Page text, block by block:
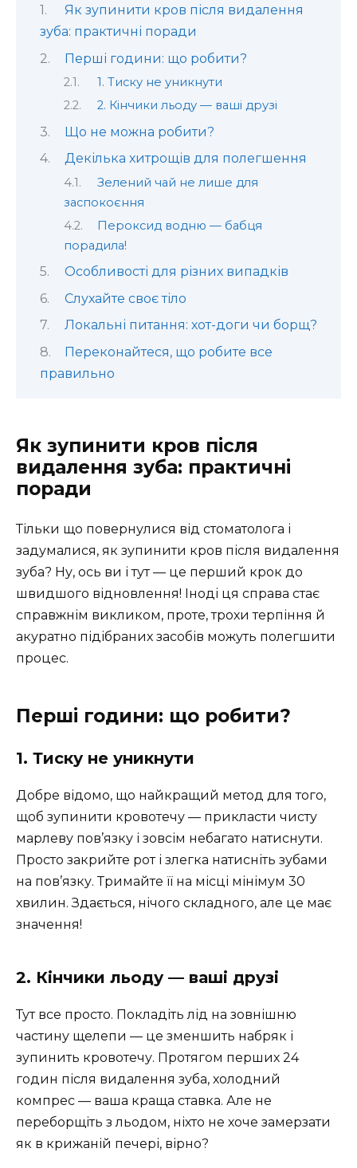
Як зупинити кров після видалення
зуба: практичні поради
Перші години: що робити?
1. Тиску не уникнути
2. Кінчики льоду — ваші друзі
Що не можна робити?
Декілька хитрощів для полегшення
Зелений чай не лише для
заспокоєння
Пероксид водню — бабця
порадила!
Особливості для різних випадків
Слухайте своє тіло
Локальні питання: хот-доги чи борщ?
Переконайтеся, що робите все
правильно
Як зупинити кров після
видалення зуба: практичні
поради
Тільки що повернулися від стоматолога і
задумалися, як зупинити кров після видалення
зуба? Ну, ось ви і тут — це перший крок до
швидшого відновлення! Іноді ця справа стає
справжнім викликом, проте, трохи терпіння й
акуратно підібраних засобів можуть полегшити
процес.
Перші години: що робити?
1. Тиску не уникнути
Добре відомо, що найкращий метод для того,
щоб зупинити кровотечу — прикласти чисту
марлеву пов’язку і зовсім небагато натиснути.
Просто закрийте рот і злегка натисніть зубами
на пов’язку. Тримайте її на місці мінімум 30
хвилин. Здається, нічого складного, але це має
значення!
2. Кінчики льоду — ваші друзі
Тут все просто. Покладіть лід на зовнішню
частину щелепи — це зменшить набряк і
зупинить кровотечу. Протягом перших 24
годин після видалення зуба, холодний
компрес — ваша краща ставка. Але не
переборщіть з льодом, ніхто не хоче замерзати
як в крижаній печері, вірно?